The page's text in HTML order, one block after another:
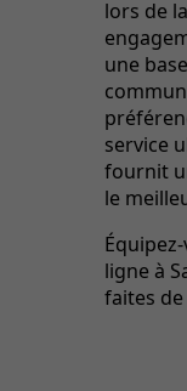
lors de
une
service
fournit
le
ligne à
faites